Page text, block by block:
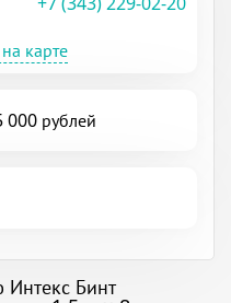
карте
000 рублей
Бинт